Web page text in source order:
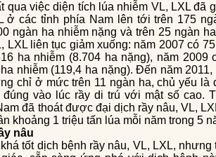
qua việc diện tích lúa nhiễm VL, LXL đã
ở các tỉnh phía Nam lên tới trên 175
ngàn ha nhiễm nặng và trên 25 ngàn
LXL liên tục giảm xuống: năm 2007 có
ha nhiễm (8.704 ha nặng), năm 2009
nhiễm (119,4 ha nặng). Đến năm
chỉ ở mức trên 11 ngàn ha, chủ yếu là
vào lúc rầy di trú với mật số cao.
đã thoát được đại dịch rầy nâu, VL,
khoảng 1 triệu tấn lúa mỗi năm trong 5
nâu